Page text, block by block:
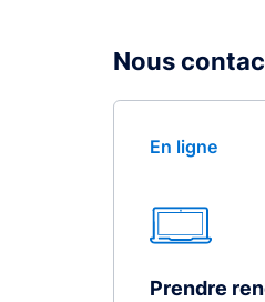
Nous
En ligne
Prendre